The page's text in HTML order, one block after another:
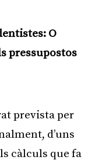
O
pressupostos
prevista per
d’uns
càlculs que fa